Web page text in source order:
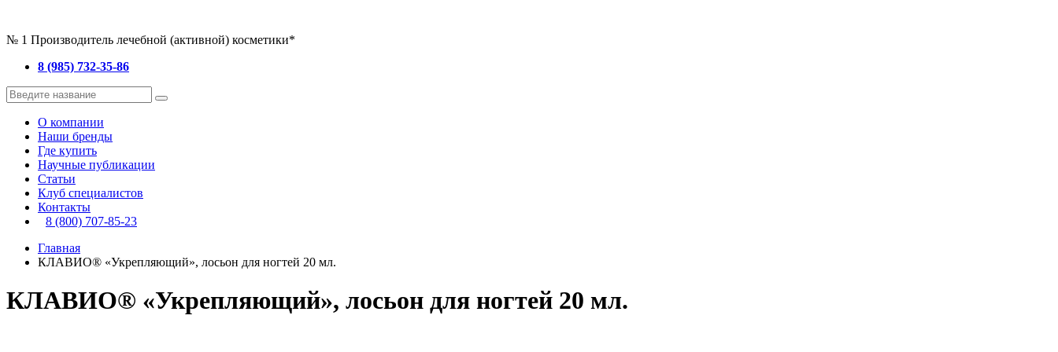
№ 1 Производитель лечебной (активной) косметики*
8 (985) 732-35-86
О компании
Наши бренды
Где купить
Научные публикации
Статьи
Клуб специалистов
Контакты
8 (800) 707-85-23
Главная
КЛАВИО® «Укрепляющий», лосьон для ногтей 20 мл.
КЛАВИО® «Укрепляющий», лосьон для ногтей 20 мл.